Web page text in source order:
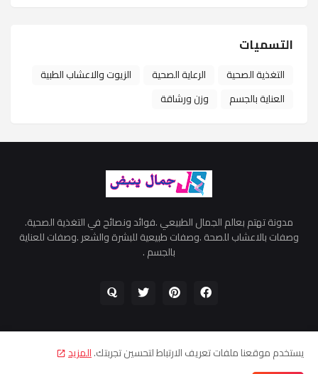
التسميات
التغذية الصحية الرعاية الصحية
الزيوت والاعشاب الطبية
العناية بالجسم
وزن ورشاقة
مدونة تهتم بعالم الجمال الطبيعي .فوائد ونصائح في التغذية الصحية.
وصفات بالاعشاب للصحة .وصفات طبيعية للبشرة والشعر .وصفات للعناية
بالجسم .
اتفاقية الاستخدام سياسية الخصوصية اتصل بنا من نحن يستخدم موقعنا ملفات تعريف الارتباط لتحسين تجربتك.المزيد